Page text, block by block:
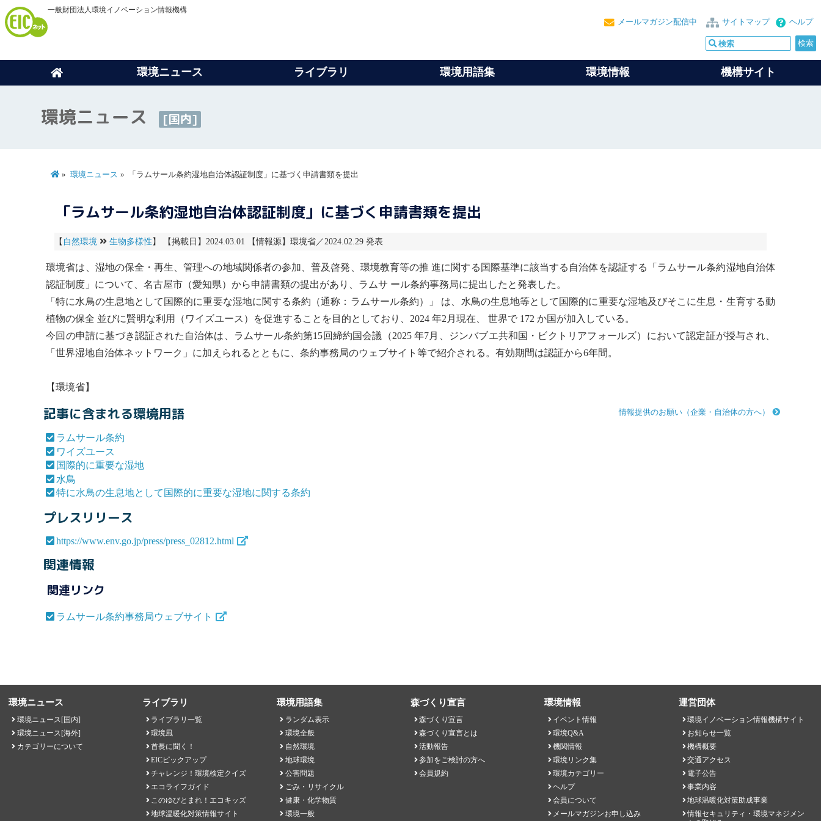
一般財団法人環境イノベーション情報機構
ヘルプ
サイトマップ
メールマガジン配信中
環境ニュース ライブラリ 環境用語集 環境情報 機構サイト
環境ニュース [国内]
環境ニュース 「ラムサール条約湿地自治体認証制度」に基づく申請書類を提出
「ラムサール条約湿地自治体認証制度」に基づく申請書類を提出
【 自然環境 生物多様性 】 【掲載日】2024.03.01 【情報源】環境省／2024.02.29 発表
環境省は、湿地の保全・再生、管理への地域関係者の参加、普及啓発、環境教育等の推 進に関する国際基準に該当する自治体を認証する「 ラムサール条約湿地自治体
認証制度」について、名古屋市（愛知県）から申請書類の提出があり、ラムサ ール条約事務局に提出したと発表した。
「特に水鳥の生息地として 国際的に重要な湿地に関する条約（通称： ラムサール条約）」 は、 水鳥の生息地等として 国際的に重要な湿地及びそこに生息・生育する動
植物の保全 並びに賢明な利用（ ワイズユース ）を促進することを目的としており、2024 年2月現在、 世界で 172 か国が加入している。
今回の申請に基づき認証された自治体は、 ラムサール条約第15回締約国会議（2025 年7月、ジンバブエ共和国・ビクトリアフォールズ）において認定証が授与され、
「世界湿地自治体ネットワーク」に加えられるとともに、条約事務局のウェブサイト等で紹介される。有効期間は認証から6年間。
【環境省】
情報提供のお願い（企業・自治体の方へ）
記事に含まれる環境用語
ラムサール条約
ワイズユース
国際的に重要な湿地
水鳥
特に水鳥の生息地として国際的に重要な湿地に関する条約
プレスリリース
https://www.env.go.jp/press/press_02812.html
関連情報
関連リンク
ラムサール条約事務局ウェブサイト
環境ニュース
環境ニュース[国内]
環境ニュース[海外]
カテゴリーについて
ライブラリ
ライブラリ一覧
環境風
首長に聞く！
EICピックアップ
チャレンジ！環境検定クイズ
エコライフガイド
このゆびとまれ！エコキッズ
地球温暖化対策情報サイト
環境用語集
ランダム表示
環境全般
自然環境
地球環境
公害問題
ごみ・リサイクル
健康・化学物質
環境一般
森づくり宣言
森づくり宣言
森づくり宣言とは
活動報告
参加をご検討の方へ
会員規約
環境情報
イベント情報
環境Q&A
機関情報
環境リンク集
環境カテゴリー
ヘルプ
会員について
メールマガジンお申し込み
運営団体
環境イノベーション情報機構サイト
お知らせ一覧
機構概要
交通アクセス
電子公告
事業内容
地球温暖化対策助成事業
情報セキュリティ・環境マネジメン